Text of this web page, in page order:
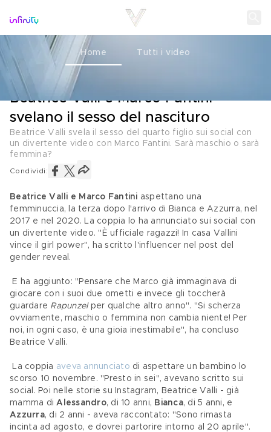
Home Tutti i video
GENDER REVEAL
Beatrice Valli e Marco Fantini
svelano il sesso del nascituro
Beatrice Valli svela il sesso del quarto figlio sui social con
un divertente video con Marco Fantini. Sarà maschio o sarà
femmina?
Condividi:
Beatrice Valli e Marco Fantini aspettano una
femminuccia, la terza dopo l'arrivo di Bianca e Azzurra, nel
2017 e nel 2020. La coppia lo ha annunciato sui social con
un divertente video. "È ufficiale ragazzi! In casa Vallini
vince il girl power", ha scritto l'influencer nel post del
gender reveal.
giocare con i suoi due ometti e invece gli toccherà
guardare Rapunzel per qualche altro anno". "Si scherza
ovviamente, maschio o femmina non cambia niente! Per
noi, in ogni caso, è una gioia inestimabile", ha concluso
Beatrice Valli.
La coppia aveva annunciato di aspettare un bambino lo
scorso 10 novembre. "Presto in sei", avevano scritto sui
social. Poi nelle storie su Instagram, Beatrice Valli - già
mamma di Alessandro, di 10 anni, Bianca, di 5 anni, e
Azzurra, di 2 anni - aveva raccontato: "Sono rimasta
incinta ad agosto, e dovrei partorire intorno al 20 aprile".